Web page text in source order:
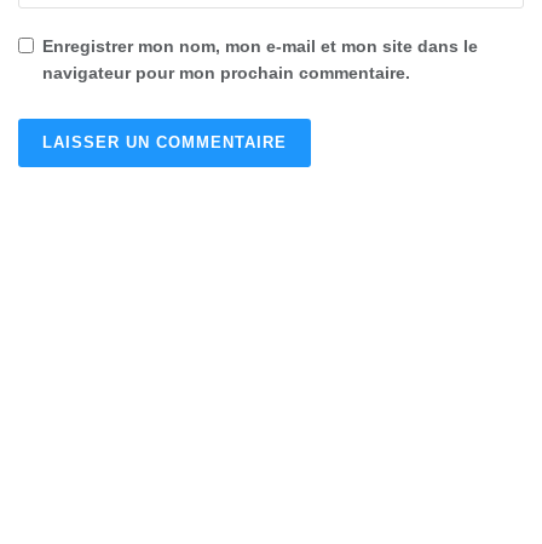
Enregistrer mon nom, mon e-mail et mon site dans le
navigateur pour mon prochain commentaire.